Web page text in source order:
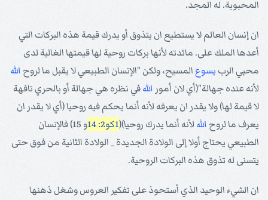
المحبوبة. له المجد.
ان إنسان العالم لا يستطيع ان يتذوق أو يدرك قيمة هذه البركات التي
أعدها الملك على. مائدته لأنها بركات روحية لها قيمتها الغالية لدى
محبي الرب يسوع المسيح، ولكن "الإنسان الطبيعي لا يقبل ما لروح الله
لأنه عنده جهالة"(أي لان أمور اللهفي نظره هي جهالة أو بالحري تافهة
لا قيمة لها) ولا يقدر ان يعرفه لأنه أنما يحكم فيه روحيا (أي لا يقدر ان
يعرف ما لروح الله لأنه أنما يدرك روحيا)(1كو2: 14
و 15) فالإنسان
الطبيعي يحتاج أولا إلى الولادة الجديدة _ الولادة الثانية من فوق حتى
يتسنى له تذوق هذه البركات الروحية.
ان الشيء الوحيد الذي أستحوذ على تفكير العروس وشغل ذهنها